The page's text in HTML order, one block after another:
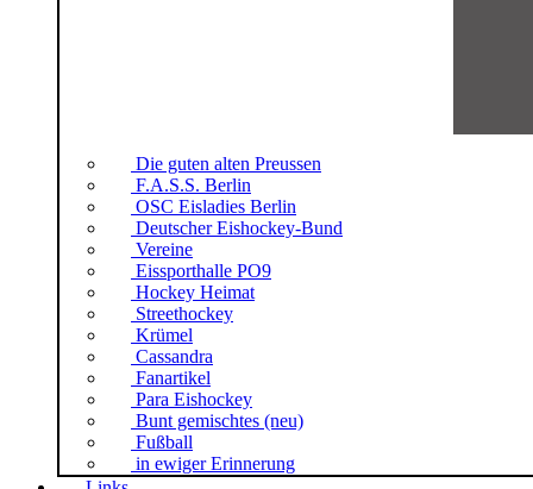
Die guten alten Preussen
F.A.S.S. Berlin
OSC Eisladies Berlin
Deutscher Eishockey-Bund
Vereine
Eissporthalle PO9
Hockey Heimat
Streethockey
Krümel
Cassandra
Fanartikel
Para Eishockey
Bunt gemischtes (neu)
Fußball
in ewiger Erinnerung